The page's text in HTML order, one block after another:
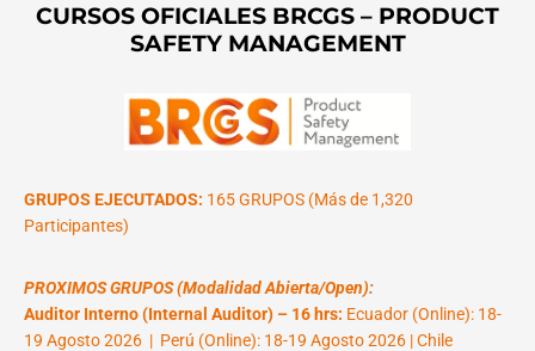
CURSOS OFICIALES BRCGS – PRODUCT
SAFETY MANAGEMENT
GRUPOS EJECUTADOS: 165 GRUPOS (Más de 1,320
Participantes)
PROXIMOS GRUPOS (Modalidad Abierta/Open):
Auditor Interno (Internal Auditor) – 16 hrs: Ecuador (Online): 18-
19 Agosto 2026 | Perú (Online): 18-19 Agosto 2026 | Chile